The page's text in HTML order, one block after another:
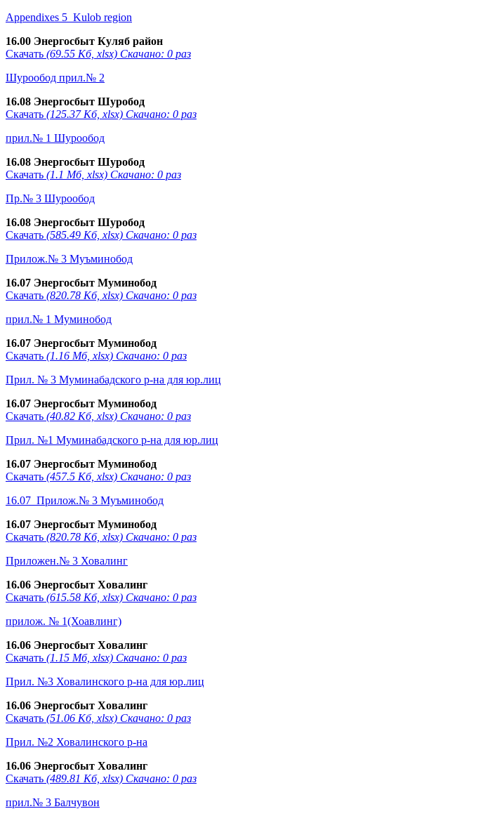
Appendixes 5_Kulob region
16.00 Энергосбыт Куляб район
Скачать (69.55 Кб, xlsx) Скачано: 0 раз
Шурообод прил.№ 2
16.08 Энергосбыт Шуробод
Скачать (125.37 Кб, xlsx) Скачано: 0 раз
прил.№ 1 Шурообод
16.08 Энергосбыт Шуробод
Скачать (1.1 Мб, xlsx) Скачано: 0 раз
Пр.№ 3 Шурообод
16.08 Энергосбыт Шуробод
Скачать (585.49 Кб, xlsx) Скачано: 0 раз
Прилож.№ 3 Муъминобод
16.07 Энергосбыт Муминобод
Скачать (820.78 Кб, xlsx) Скачано: 0 раз
прил.№ 1 Муминобод
16.07 Энергосбыт Муминобод
Скачать (1.16 Мб, xlsx) Скачано: 0 раз
Прил. № 3 Муминабадского р-на для юр.лиц
16.07 Энергосбыт Муминобод
Скачать (40.82 Кб, xlsx) Скачано: 0 раз
Прил. №1 Муминабадского р-на для юр.лиц
16.07 Энергосбыт Муминобод
Скачать (457.5 Кб, xlsx) Скачано: 0 раз
16.07_Прилож.№ 3 Муъминобод
16.07 Энергосбыт Муминобод
Скачать (820.78 Кб, xlsx) Скачано: 0 раз
Приложен.№ 3 Ховалинг
16.06 Энергосбыт Ховалинг
Скачать (615.58 Кб, xlsx) Скачано: 0 раз
прилож. № 1(Хоавлинг)
16.06 Энергосбыт Ховалинг
Скачать (1.15 Мб, xlsx) Скачано: 0 раз
Прил. №3 Ховалинского р-на для юр.лиц
16.06 Энергосбыт Ховалинг
Скачать (51.06 Кб, xlsx) Скачано: 0 раз
Прил. №2 Ховалинского р-на
16.06 Энергосбыт Ховалинг
Скачать (489.81 Кб, xlsx) Скачано: 0 раз
прил.№ 3 Балчувон